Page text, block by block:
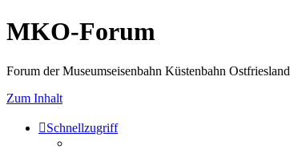
MKO-Forum
Forum der Museumseisenbahn Küstenbahn Ostfriesland
Zum Inhalt
Schnellzugriff